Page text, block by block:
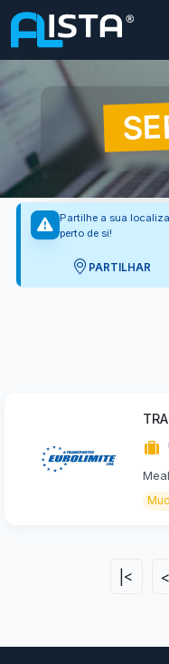
Partilhe a sua
perto de si!
PARTILHAR
|< <